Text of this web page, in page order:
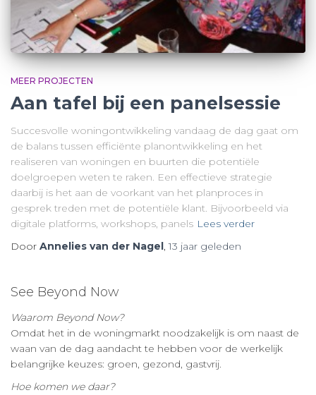
MEER PROJECTEN
Aan tafel bij een panelsessie
Succesvolle woningontwikkeling vandaag de dag gaat om
de balans tussen efficiënte planontwikkeling en het
realiseren van woningen en buurten die potentiële
doelgroepen weten te raken. Een effectieve strategie
daarbij is het aan de voorkant van het planproces in
gesprek treden met de potentiële klant. Bijvoorbeeld via
digitale platforms, workshops, panels Lees verder
Door Annelies van der Nagel,13 jaar geleden
See Beyond Now
Waarom Beyond Now?
Omdat het in de woningmarkt noodzakelijk is om naast de
waan van de dag aandacht te hebben voor de werkelijk
belangrijke keuzes: groen, gezond, gastvrij.
Hoe komen we daar?